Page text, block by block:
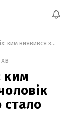
Його вік здивував усіх: ким виявився загадковий чоловік біля Лувру, фото якого стало вірусним
хв
ким
стало